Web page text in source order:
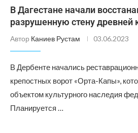
В Дагестане начали
разрушенную стену древней
Автор Каниев Рустам 03.06.2023
В Дербенте начались
крепостных ворот «Орта-Капы»,
объектом культурного наследия
Планируется …